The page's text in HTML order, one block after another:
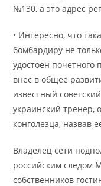
№130, а это адрес
• Интересно, что
бомбардиру не
удостоен почетного
внес в общее
известный
украинский тренер,
конголезца, назвав
Владелец сети
российским следом
собственников